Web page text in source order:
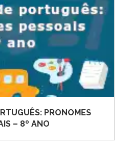
PRONOMES
– 8º ANO